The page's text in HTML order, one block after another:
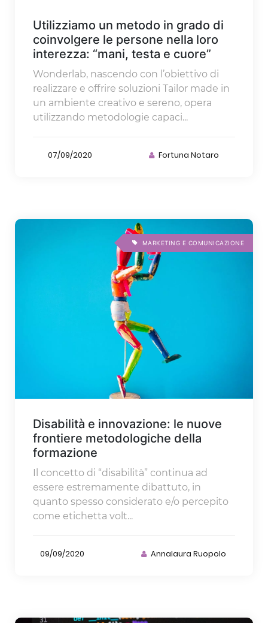
Utilizziamo un metodo in grado di
coinvolgere le persone nella loro
interezza: “mani, testa e cuore”
Wonderlab, nascendo con l’obiettivo di
realizzare e offrire soluzioni Tailor made in
un ambiente creativo e sereno, opera
utilizzando metodologie capaci...
07/09/2020 Fortuna Notaro
MARKETING E COMUNICAZIONE
Disabilità e innovazione: le nuove
frontiere metodologiche della
formazione
Il concetto di “disabilità” continua ad
essere estremamente dibattuto, in
quanto spesso considerato e/o percepito
come etichetta volt...
09/09/2020 Annalaura Ruopolo